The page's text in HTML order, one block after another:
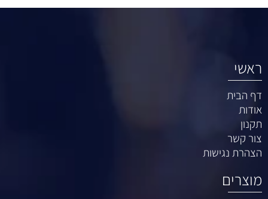
ראשי
דף הבית
אודות
תקנון
צור קשר
הצהרת נגישות
מוצרים